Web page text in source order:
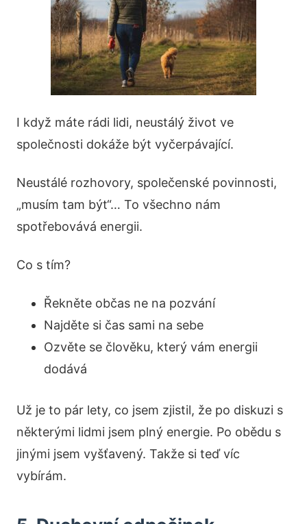
I když máte rádi lidi, neustálý život ve
společnosti dokáže být vyčerpávající.
Neustálé rozhovory, společenské povinnosti,
„musím tam být“… To všechno nám
spotřebovává energii.
Co s tím?
Řekněte občas ne na pozvání
Najděte si čas sami na sebe
Ozvěte se člověku, který vám energii
dodává
Už je to pár lety, co jsem zjistil, že po diskuzi s
některými lidmi jsem plný energie. Po obědu s
jinými jsem vyšťavený. Takže si teď víc
vybírám.